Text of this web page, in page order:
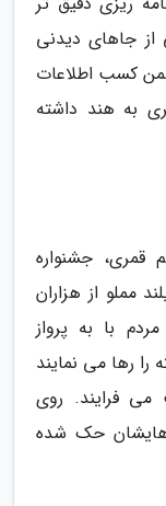
از جاهای دیدنی
کسب اطلاعات
به هند داشته
قمری، جشنواره
مملو از هزاران
با به پرواز
را رها می نمایند
می فرایند. روی
حک شده